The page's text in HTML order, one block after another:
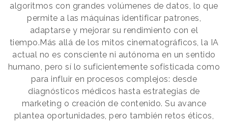
algoritmos con grandes volúmenes de datos, lo que
permite a las máquinas identificar patrones,
adaptarse y mejorar su rendimiento con el
tiempo.Más allá de los mitos cinematográficos, la IA
actual no es consciente ni autónoma en un sentido
humano, pero sí lo suficientemente sofisticada como
para influir en procesos complejos: desde
diagnósticos médicos hasta estrategias de
marketing o creación de contenido. Su avance
plantea oportunidades, pero también retos éticos,